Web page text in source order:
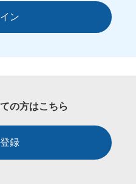
ン
の方はこちら
録